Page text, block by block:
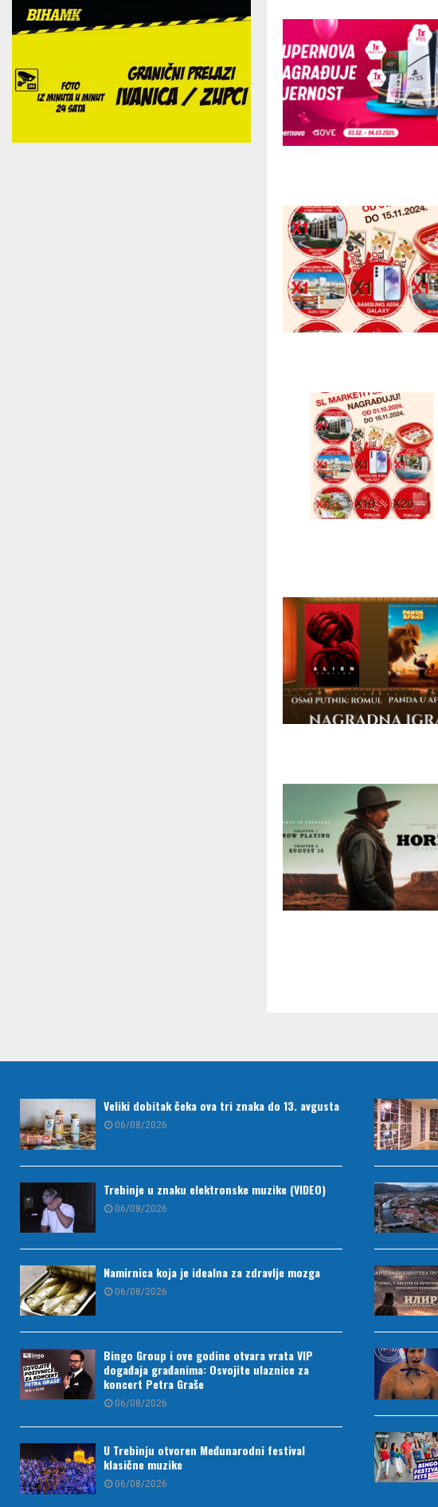
Veliki dobitak čeka ova tri znaka do 13. avgusta
06/08/2026
Trebinje u znaku elektronske muzike (VIDEO)
06/08/2026
Namirnica koja je idealna za zdravlje mozga
06/08/2026
Bingo Group i ove godine otvara vrata VIP
događaja građanima: Osvojite ulaznice za
koncert Petra Graše
06/08/2026
U Trebinju otvoren Međunarodni festival
klasične muzike
06/08/2026